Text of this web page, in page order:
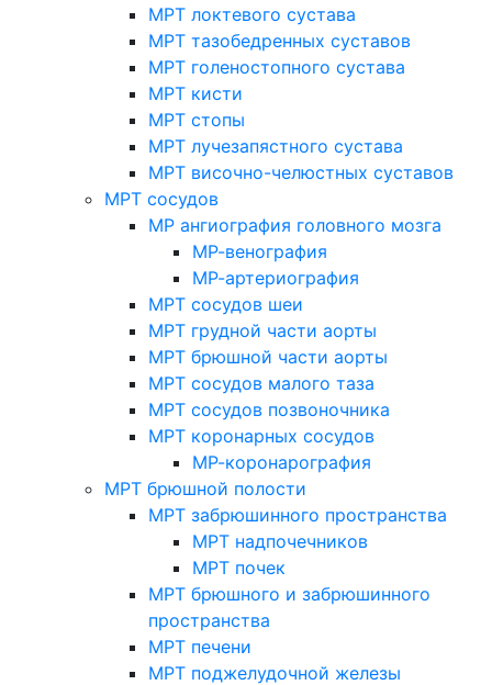
МРТ локтевого сустава
МРТ тазобедренных суставов
МРТ голеностопного сустава
МРТ кисти
МРТ стопы
МРТ лучезапястного сустава
МРТ височно-челюстных суставов
МРТ сосудов
МР ангиография головного мозга
МР-венография
МР-артериография
МРТ сосудов шеи
МРТ грудной части аорты
МРТ брюшной части аорты
МРТ сосудов малого таза
МРТ сосудов позвоночника
МРТ коронарных сосудов
МР-коронарография
МРТ брюшной полости
МРТ забрюшинного пространства
МРТ надпочечников
МРТ почек
МРТ брюшного и забрюшинного
пространства
МРТ печени
МРТ поджелудочной железы